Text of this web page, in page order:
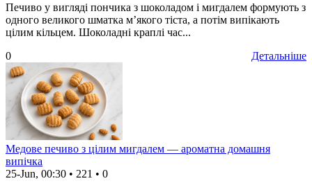
Печиво у вигляді пончика з шоколадом і мигдалем формують з
одного великого шматка м’якого тіста, а потім випікають
цілим кільцем. Шоколадні краплі час...
Детальніше
0
Медове печиво з цілим мигдалем — ароматна домашня
випічка
25-Jun, 00:30 • 221 • 0